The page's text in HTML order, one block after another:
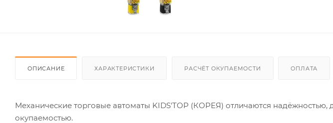
ОПИСАНИЕ ХАРАКТЕРИСТИКИ РАСЧЁТ ОКУПАЕМОСТИ ОПЛАТА
Механические торговые автоматы KIDS'TOP (КОРЕЯ) отличаются надёжностью,
окупаемостью.